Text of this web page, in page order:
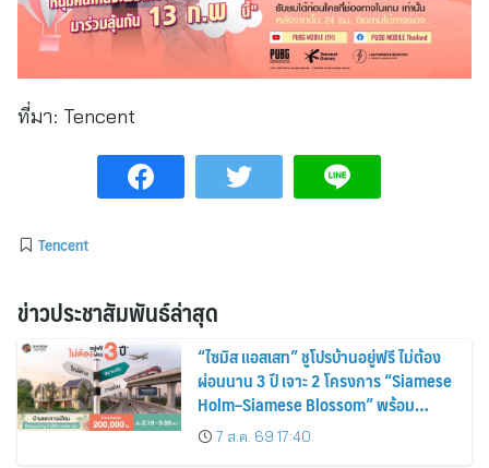
ที่มา: Tencent
Tencent
ข่าวประชาสัมพันธ์ล่าสุด
“ไซมิส แอสเสท” ชูโปรบ้านอยู่ฟรี ไม่ต้อง
ผ่อนนาน 3 ปี เจาะ 2 โครงการ “Siamese
Holm–Siamese Blossom” พร้อม
ส่วนลดและสิทธิพิเศษถึง 31 สิงหาคม
2569
7 ส.ค. 69 17:40